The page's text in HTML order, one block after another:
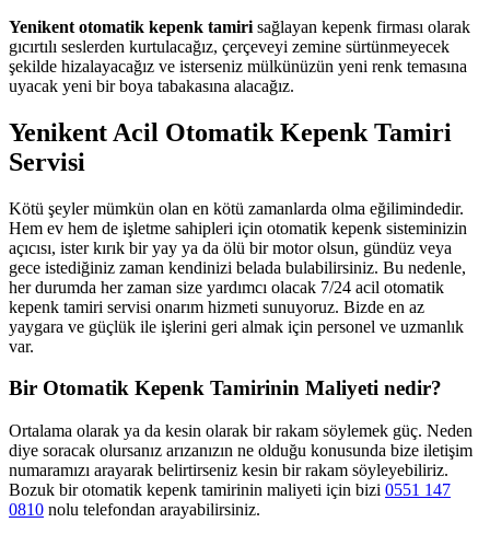
Yenikent otomatik kepenk tamiri sağlayan kepenk firması olarak
gıcırtılı seslerden kurtulacağız, çerçeveyi zemine sürtünmeyecek
şekilde hizalayacağız ve isterseniz mülkünüzün yeni renk temasına
uyacak yeni bir boya tabakasına alacağız.
Yenikent Acil Otomatik Kepenk Tamiri
Servisi
Kötü şeyler mümkün olan en kötü zamanlarda olma eğilimindedir.
Hem ev hem de işletme sahipleri için otomatik kepenk sisteminizin
açıcısı, ister kırık bir yay ya da ölü bir motor olsun, gündüz veya
gece istediğiniz zaman kendinizi belada bulabilirsiniz. Bu nedenle,
her durumda her zaman size yardımcı olacak 7/24 acil otomatik
kepenk tamiri servisi onarım hizmeti sunuyoruz. Bizde en az
yaygara ve güçlük ile işlerini geri almak için personel ve uzmanlık
var.
Bir Otomatik Kepenk Tamirinin Maliyeti nedir?
Ortalama olarak ya da kesin olarak bir rakam söylemek güç. Neden
diye soracak olursanız arızanızın ne olduğu konusunda bize iletişim
numaramızı arayarak belirtirseniz kesin bir rakam söyleyebiliriz.
Bozuk bir otomatik kepenk tamirinin maliyeti için bizi 0551 147
0810 nolu telefondan arayabilirsiniz.